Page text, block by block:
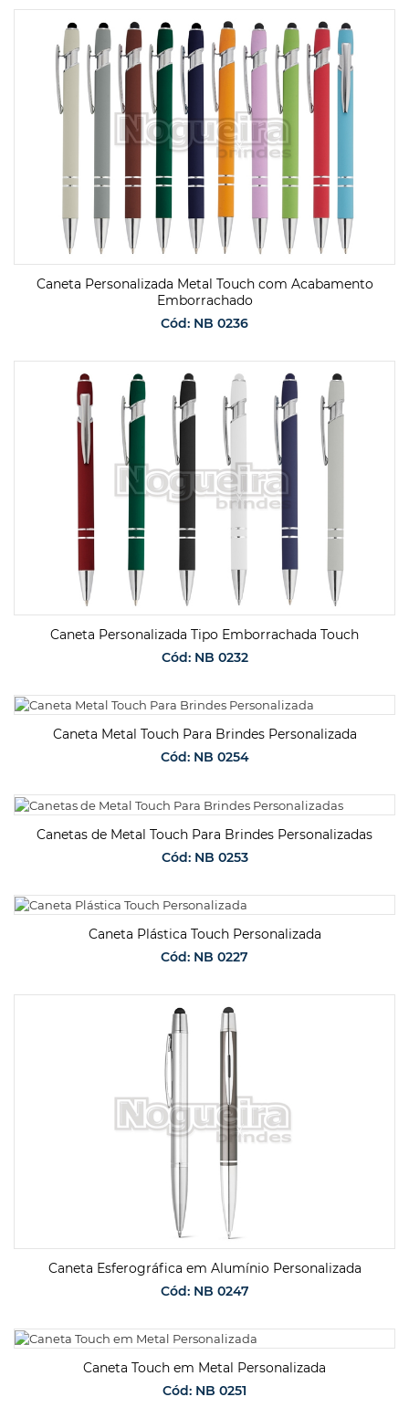
SOLICITAR ORÇAMENTO
Caneta Personalizada Metal Touch com Acabamento
Emborrachado
Cód: NB 0236
SOLICITAR ORÇAMENTO
Caneta Personalizada Tipo Emborrachada Touch
Cód: NB 0232
SOLICITAR ORÇAMENTO
Caneta Metal Touch Para Brindes Personalizada
Cód: NB 0254
SOLICITAR ORÇAMENTO
Canetas de Metal Touch Para Brindes Personalizadas
Cód: NB 0253
SOLICITAR ORÇAMENTO
Caneta Plástica Touch Personalizada
Cód: NB 0227
SOLICITAR ORÇAMENTO
Caneta Esferográfica em Alumínio Personalizada
Cód: NB 0247
SOLICITAR ORÇAMENTO
Caneta Touch em Metal Personalizada
Cód: NB 0251